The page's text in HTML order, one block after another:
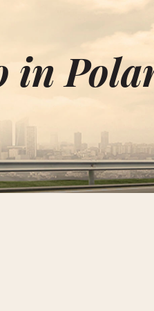
in